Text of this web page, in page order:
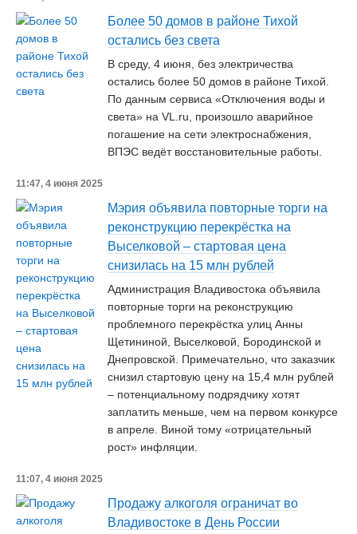
Более 50 домов в районе Тихой
остались без света
В среду, 4 июня, без электричества
остались более 50 домов в районе Тихой.
По данным сервиса «Отключения воды и
света» на VL.ru, произошло аварийное
погашение на сети электроснабжения,
ВПЭС ведёт восстановительные работы.
11:47, 4 июня 2025
Мэрия объявила повторные торги на
реконструкцию перекрёстка на
Выселковой – стартовая цена
снизилась на 15 млн рублей
Администрация Владивостока объявила
повторные торги на реконструкцию
проблемного перекрёстка улиц Анны
Щетининой, Выселковой, Бородинской и
Днепровской. Примечательно, что заказчик
снизил стартовую цену на 15,4 млн рублей
– потенциальному подрядчику хотят
заплатить меньше, чем на первом конкурсе
в апреле. Виной тому «отрицательный
рост» инфляции.
11:07, 4 июня 2025
Продажу алкоголя ограничат во
Владивостоке в День России